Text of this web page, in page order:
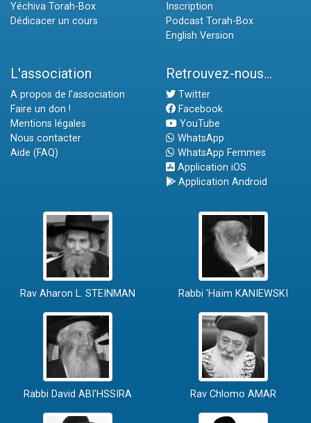
Yéchiva Torah-Box
Dédicacer un cours
Inscription
Podcast Torah-Box
English Version
L'association
A propos de l'association
Faire un don !
Mentions légales
Nous contacter
Aide (FAQ)
Retrouvez-nous...
Twitter
Facebook
YouTube
WhatsApp
WhatsApp Femmes
Application iOS
Application Android
Rav Aharon L. STEINMAN Rabbi 'Haïm KANIEWSKI
Rabbi David ABI'HSSIRA Rav Chlomo AMAR